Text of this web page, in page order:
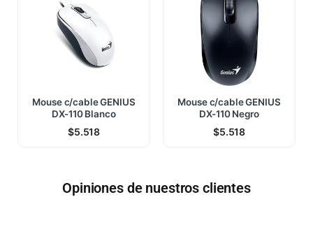
Mouse c/cable GENIUS
DX-110 Blanco
$5.518
Mouse c/cable GENIUS
DX-110 Negro
$5.518
Opiniones de nuestros clientes